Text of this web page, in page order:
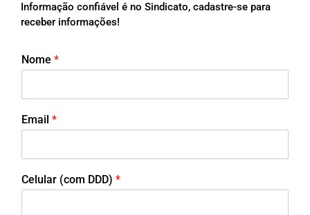
Informação confiável é no Sindicato, cadastre-se para
receber informações!
Nome *
Email *
Celular (com DDD) *